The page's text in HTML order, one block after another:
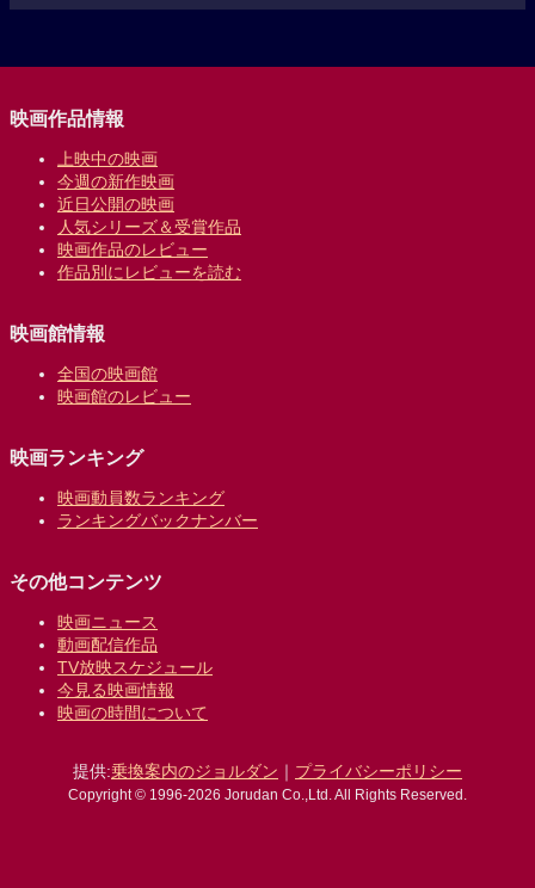
映画作品情報
上映中の映画
今週の新作映画
近日公開の映画
人気シリーズ＆受賞作品
映画作品のレビュー
作品別にレビューを読む
映画館情報
全国の映画館
映画館のレビュー
映画ランキング
映画動員数ランキング
ランキングバックナンバー
その他コンテンツ
映画ニュース
動画配信作品
TV放映スケジュール
今見る映画情報
映画の時間について
提供:乗換案内のジョルダン ｜ プライバシーポリシー
Copyright © 1996-2026 Jorudan Co.,Ltd. All Rights Reserved.